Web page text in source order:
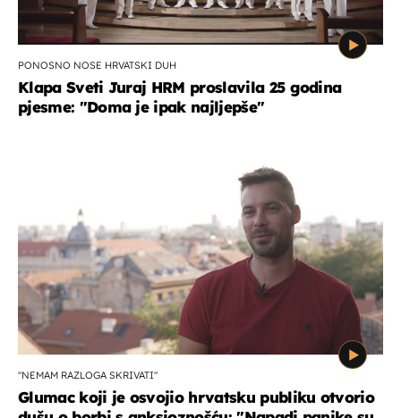
PONOSNO NOSE HRVATSKI DUH
Klapa Sveti Juraj HRM proslavila 25 godina
pjesme: "Doma je ipak najljepše"
"NEMAM RAZLOGA SKRIVATI"
Glumac koji je osvojio hrvatsku publiku otvorio